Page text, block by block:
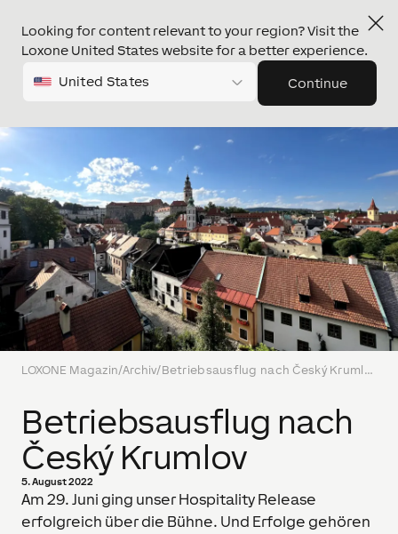
Looking for content relevant to your region? Visit the
Loxone United States website for a better experience.
United States Continue
LOXONE Magazin/Archiv/ Betriebsausflug nach Český Krumlov
Betriebsausflug nach
Český Krumlov
5. August 2022
Am 29. Juni ging unser Hospitality Release
erfolgreich über die Bühne. Und Erfolge gehören